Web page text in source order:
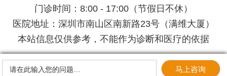
门诊时间：8:00 - 17:00（节假日不休）
医院地址：深圳市南山区南新路23号（满维大厦）
本站信息仅供参考，不能作为诊断和医疗的依据
请在此输入您的问题… 马上咨询